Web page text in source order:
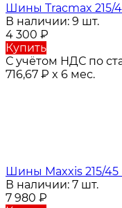
Шины Tracmax 215/
В наличии: 9 шт.
4 300 ₽
Купить
С учётом НДС по
716,67 ₽ x 6 мес.
Шины Maxxis 215/45
В наличии: 7 шт.
7 980 ₽